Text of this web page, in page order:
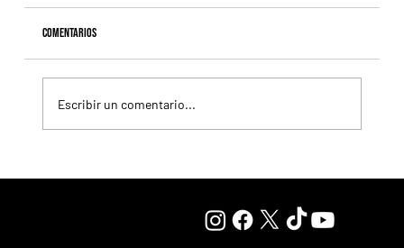
Comentarios
Escribir un comentario...